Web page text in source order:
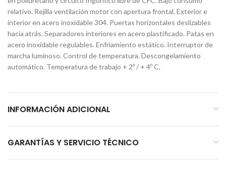
relativo. Rejilla ventilación motor con apertura frontal. Exterior e
interior en acero inoxidable 304. Puertas horizontales deslizables
hacia atrás. Separadores interiores en acero plastificado. Patas en
acero inoxidable regulables. Enfriamiento estático. Interruptor de
marcha luminoso. Control de temperatura. Descongelamiento
automático. Temperatura de trabajo + 2º / + 4º C.
INFORMACIÓN ADICIONAL
GARANTÍAS Y SERVICIO TÉCNICO